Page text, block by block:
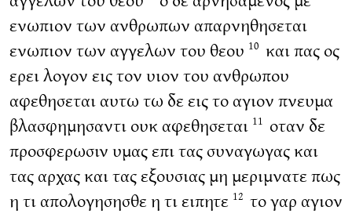
ενωπιον των ανθρωπων απαρνηθησεται
ενωπιον των αγγελων του θεου 10 και πας ος
ερει λογον εις τον υιον του ανθρωπου
αφεθησεται αυτω τω δε εις το αγιον πνευμα
βλασφημησαντι ουκ αφεθησεται 11 οταν δε
προσφερωσιν υμας επι τας συναγωγας και
τας αρχας και τας εξουσιας μη μεριμνατε πως
η τι απολογησησθε η τι ειπητε 12 το γαρ αγιον